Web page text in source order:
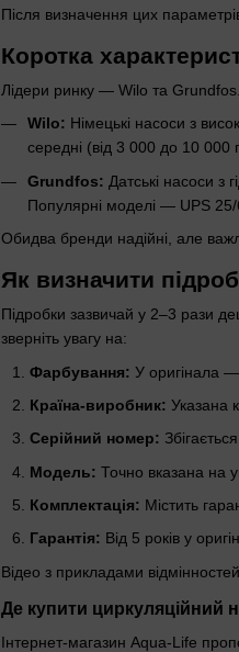
Після визначення цих
Коротка
Лідери ринку — Wilo та Grundfos.
Wilo: Німецькі насоси з
середні (від 3 000 до 10 000
Grundfos: Датські насоси з
Популярні моделі — UPS 25/
Обидва бренди надійні, але
Як визначити
Підробки зазвичай у 2–3 рази
зверніть увагу на:
Фарбування: У оригінала —
Країна-виробник: Указана
Серійний номер:
Модель: Точно вказана на
Комплектація: Містить
Гарантія: Від 5 років у
Відео з прикладами
Де купити циркуляційний
Інтернет-магазин Aqua-Life